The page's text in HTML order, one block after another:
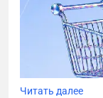
Читать далее